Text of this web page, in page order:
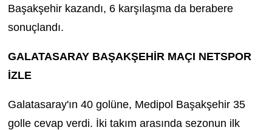
Başakşehir kazandı, 6 karşılaşma da berabere
sonuçlandı.
GALATASARAY BAŞAKŞEHİR MAÇI NETSPOR
İZLE
Galatasaray'ın 40 golüne, Medipol Başakşehir 35
golle cevap verdi. İki takım arasında sezonun ilk